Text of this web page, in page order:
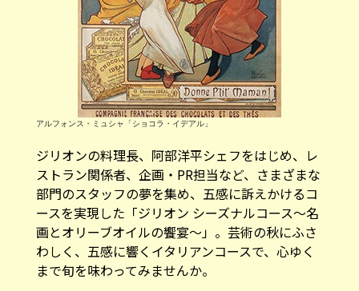
アルフォンス・ミュシャ「ショコラ・イデアル」
ジリオンの料理長、阿部洋平シェフをはじめ、レ
ストラン関係者、企画・PR担当など、さまざまな
部門のスタッフの夢を集め、五感に訴えかけるコ
ースを実現した「ジリオン シーズナルコース〜名
画とオリーブオイルの饗宴〜」。芸術の秋にふさ
わしく、五感に響くイタリアンコースで、心ゆく
まで旬を味わってみませんか。